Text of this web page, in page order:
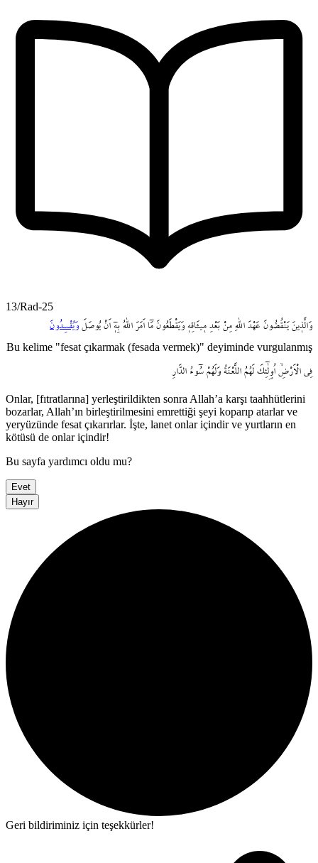
13/Rad-25
وَالَّذ۪ينَ يَنْقُضُونَ عَهْدَ اللّٰهِ مِنْ بَعْدِ م۪يثَاقِه۪ وَيَقْطَعُونَ مَٓا اَمَرَ اللّٰهُ بِه۪ٓ اَنْ يُوصَلَ وَيُفْسِدُونَ
Bu kelime "fesat çıkarmak (fesada vermek)" deyiminde vurgulanmış
فِي
الْاَرْضِۙ اُو۬لٰٓئِكَ لَهُمُ اللَّعْنَةُ وَلَهُمْ سُٓوءُ الدَّارِ
Onlar, [fıtratlarına] yerleştirildikten sonra Allah’a karşı taahhütlerini
bozarlar, Allah’ın birleştirilmesini emrettiği şeyi koparıp atarlar ve
yeryüzünde fesat çıkarırlar. İşte, lanet onlar içindir ve yurtların en
kötüsü de onlar içindir!
Bu sayfa yardımcı oldu mu?
Evet
Hayır
Geri bildiriminiz için teşekkürler!